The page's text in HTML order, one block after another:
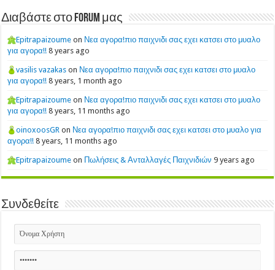
Διαβάστε στο Forum μας
Epitrapaizoume on Νεα αγορα!πιο παιχνιδι σας εχει κατσει στο μυαλο
για αγορα!! 8 years ago
vasilis vazakas on Νεα αγορα!πιο παιχνιδι σας εχει κατσει στο μυαλο
για αγορα!! 8 years, 1 month ago
Epitrapaizoume on Νεα αγορα!πιο παιχνιδι σας εχει κατσει στο μυαλο
για αγορα!! 8 years, 11 months ago
oinoxoosGR on Νεα αγορα!πιο παιχνιδι σας εχει κατσει στο μυαλο για
αγορα!! 8 years, 11 months ago
Epitrapaizoume on Πωλήσεις & Ανταλλαγές Παιχνιδιών 9 years ago
Συνδεθείτε